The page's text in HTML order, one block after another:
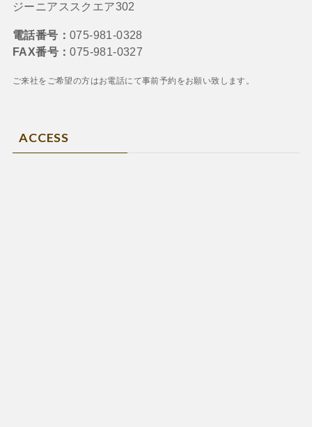
ジーニアススクエア302
電話番号： 075-981-0328
FAX番号：075-981-0327
ご来社をご希望の方はお電話にて事前予約をお願い致します。
ACCESS